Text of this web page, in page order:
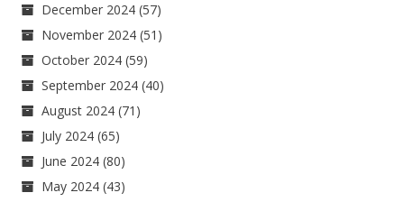
December 2024 (57)
November 2024 (51)
October 2024 (59)
September 2024 (40)
August 2024 (71)
July 2024 (65)
June 2024 (80)
May 2024 (43)